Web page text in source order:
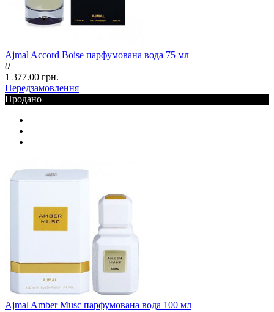
Ajmal Accord Boise парфумована вода 75 мл
0
1 377.00 грн.
Передзамовлення
Продано
Ajmal Amber Musc парфумована вода 100 мл